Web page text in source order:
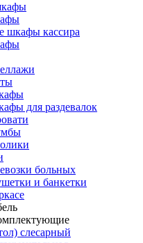
шкафы кассира
для раздевалок
больных
и банкетки
слесарный